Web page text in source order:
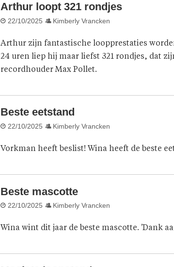
Arthur loopt 321 rondjes
22/10/2025 Kimberly Vrancken
Arthur zijn fantastische loopprestaties
24 uren liep hij maar liefst 321 rondjes, dat
recordhouder Max Pollet.
Beste eetstand
22/10/2025 Kimberly Vrancken
Vorkman heeft beslist! Wina heeft de beste
Beste mascotte
22/10/2025 Kimberly Vrancken
Wina wint dit jaar de beste mascotte. 'Dank